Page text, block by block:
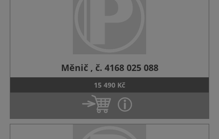
Měnič , č. 4168 025 088
15 490 Kč